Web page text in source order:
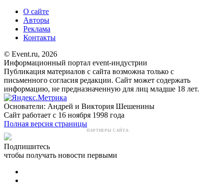
О сайте
Авторы
Реклама
Контакты
© Event.ru, 2026
Информационный портал event-индустрии
Публикация материалов с сайта возможна только с
письменного согласия редакции. Сайт может содержать
информацию, не предназначенную для лиц младше 18 лет.
Основатели: Андрей и Виктория Шешенины
Сайт работает с 16 ноября 1998 года
Полная версия страницы
ПАРТНЕРЫ САЙТА:
Подпишитесь
чтобы получать новости первыми